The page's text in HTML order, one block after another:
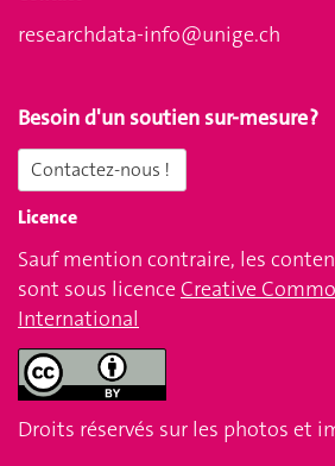
researchdata-info@unige.ch
Besoin d'un soutien sur-mesure ?
Contactez-nous !
Licence
Sauf mention contraire, les
sont sous licence Creative
International
Droits réservés sur les photos et